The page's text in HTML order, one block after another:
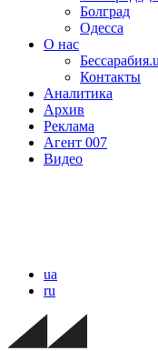
Болград
Одесса
О нас
Контакты
Аналитика
Архив
Реклама
Агент 007
Видео
ua
ru